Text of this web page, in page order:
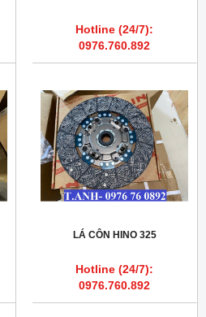
Hotline (24/7):
0976.760.892
LÁ CÔN HINO 325
Hotline (24/7):
0976.760.892